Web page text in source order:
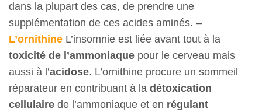
dans la plupart des cas, de prendre une
supplémentation de ces acides aminés. –
L’ornithine L’insomnie est liée avant tout à la
toxicité de l’ammoniaque pour le cerveau mais
aussi à l’acidose. L’ornithine procure un sommeil
réparateur en contribuant à la détoxication
cellulaire de l’ammoniaque et en régulant